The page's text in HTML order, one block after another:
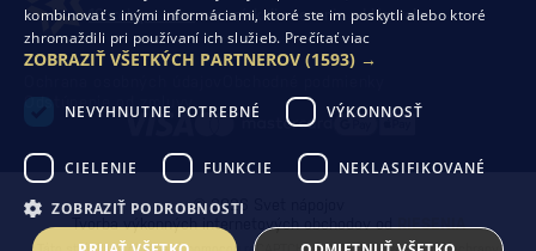
10. rok po sebesme získali ocenenie od Heureka
Odstúpenie od zmluvy
© 2026 Svet nápojov
Tvorba výkonných internetových obchodov odRIESENIA
kombinovať s inými informáciami, ktoré ste im poskytli alebo ktoré
zhromaždili pri používaní ich služieb. Prečítať viac
ZOBRAZIŤ VŠETKÝCH PARTNEROV (1593) →
NEVYHNUTNE POTREBNÉ VÝKONNOSŤ
CIELENIE FUNKCIE NEKLASIFIKOVANÉ
ZOBRAZIŤ PODROBNOSTI